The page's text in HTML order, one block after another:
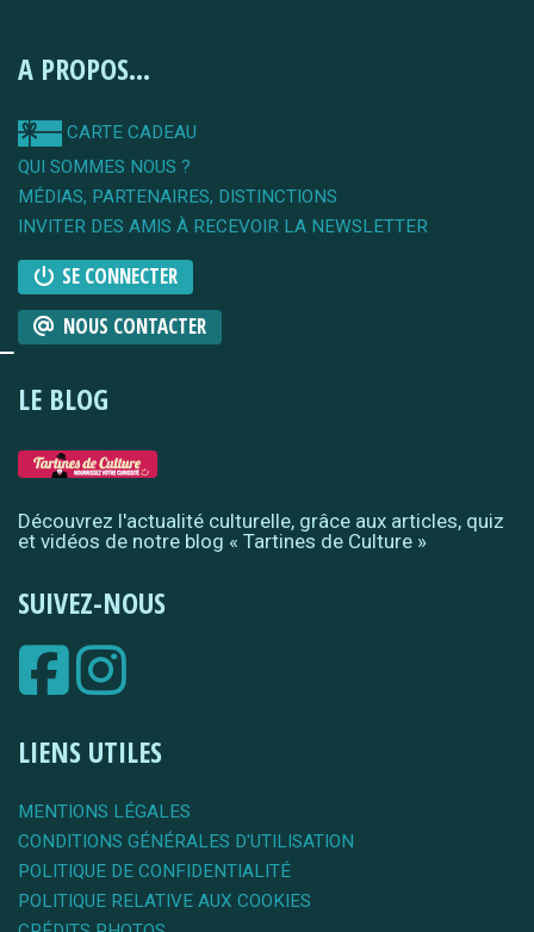
A PROPOS...
CARTE CADEAU
QUI SOMMES NOUS ?
MÉDIAS, PARTENAIRES, DISTINCTIONS
INVITER DES AMIS À RECEVOIR LA NEWSLETTER
SE CONNECTER
NOUS CONTACTER
LE BLOG
Découvrez l'actualité culturelle, grâce aux articles, quiz
et vidéos de notre blog « Tartines de Culture »
SUIVEZ-NOUS
LIENS UTILES
MENTIONS LÉGALES
CONDITIONS GÉNÉRALES D'UTILISATION
POLITIQUE DE CONFIDENTIALITÉ
POLITIQUE RELATIVE AUX COOKIES